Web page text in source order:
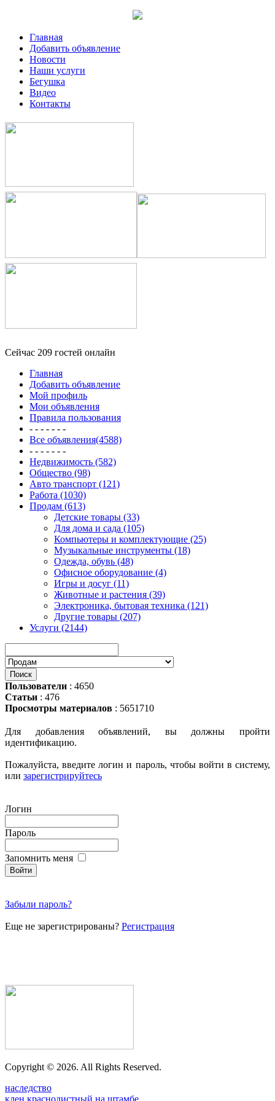
Главная
Добавить объявление
Новости
Наши услуги
Бегушка
Видео
Контакты
Сейчас 209 гостей онлайн
Главная
Добавить объявление
Мой профиль
Мои объявления
Правила пользования
- - - - - - -
Все объявления(4588)
- - - - - - -
Недвижимость (582)
Общество (98)
Авто транспорт (121)
Работа (1030)
Продам (613)
Детские товары (33)
Для дома и сада (105)
Компьютеры и комплектующие (25)
Музыкальные инструменты (18)
Одежда, обувь (48)
Офисное оборудование (4)
Игры и досуг (11)
Животные и растения (39)
Электроника, бытовая техника (121)
Другие товары (207)
Услуги (2144)
Пользователи : 4650
Статьи : 476
Просмотры материалов : 5651710
Для добавления объявлений, вы должны пройти
идентификацию.
Пожалуйста, введите логин и пароль, чтобы войти в систему,
или зарегистрируйтесь
Логин
Пароль
Запомнить меня
Забыли пароль?
Еще не зарегистрированы? Регистрация
Copyright © 2026. All Rights Reserved.
наследство
клен краснолистный на штамбе